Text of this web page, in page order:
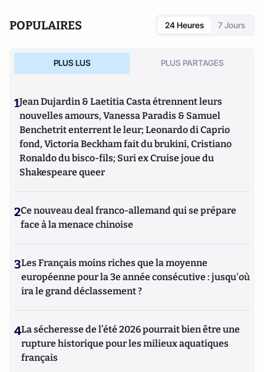
POPULAIRES 24 Heures 7 Jours
PLUS LUS PLUS PARTAGES
1Jean Dujardin & Laetitia Casta étrennent leurs
nouvelles amours, Vanessa Paradis & Samuel
Benchetrit enterrent le leur; Leonardo di Caprio
fond, Victoria Beckham fait du brukini, Cristiano
Ronaldo du bisco-fils; Suri ex Cruise joue du
Shakespeare queer
2Ce nouveau deal franco-allemand qui se prépare
face à la menace chinoise
3Les Français moins riches que la moyenne
européenne pour la 3e année consécutive : jusqu'où
ira le grand déclassement ?
4La sécheresse de l’été 2026 pourrait bien être une
rupture historique pour les milieux aquatiques
français